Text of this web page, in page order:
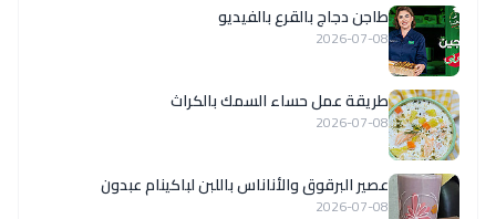
طاجن دجاج بالقرع بالفيديو
2026-07-08
طريقة عمل حساء السمك بالكراث
2026-07-08
عصير البرقوق والأناناس باللبن لباكينام عبدون
2026-07-08